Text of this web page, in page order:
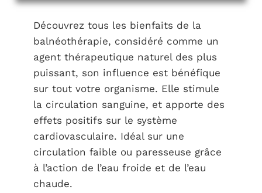
Découvrez tous les bienfaits de la
balnéothérapie, considéré comme un
agent thérapeutique naturel des plus
puissant, son influence est bénéfique
sur tout votre organisme. Elle stimule
la circulation sanguine, et apporte des
effets positifs sur le système
cardiovasculaire. Idéal sur une
circulation faible ou paresseuse grâce
à l’action de l’eau froide et de l’eau
chaude.